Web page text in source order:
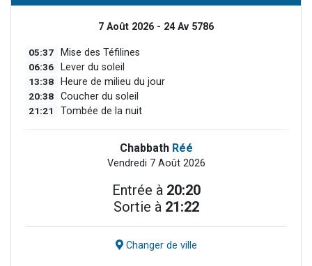
7 Août 2026 - 24 Av 5786
05:37 Mise des Téfilines
06:36 Lever du soleil
13:38 Heure de milieu du jour
20:38 Coucher du soleil
21:21 Tombée de la nuit
Chabbath Réé
Vendredi 7 Août 2026
Entrée à 20:20
Sortie à 21:22
Changer de ville